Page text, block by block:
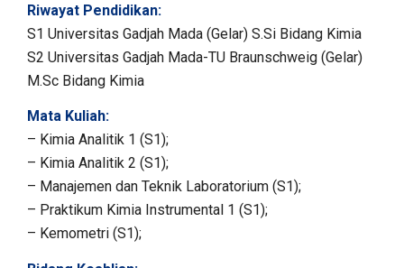
Riwayat Pendidikan:
S1 Universitas Gadjah Mada (Gelar) S.Si Bidang Kimia
S2 Universitas Gadjah Mada-TU Braunschweig (Gelar)
M.Sc Bidang Kimia
Mata Kuliah:
– Kimia Analitik 1 (S1);
– Kimia Analitik 2 (S1);
– Manajemen dan Teknik Laboratorium (S1);
– Praktikum Kimia Instrumental 1 (S1);
– Kemometri (S1);